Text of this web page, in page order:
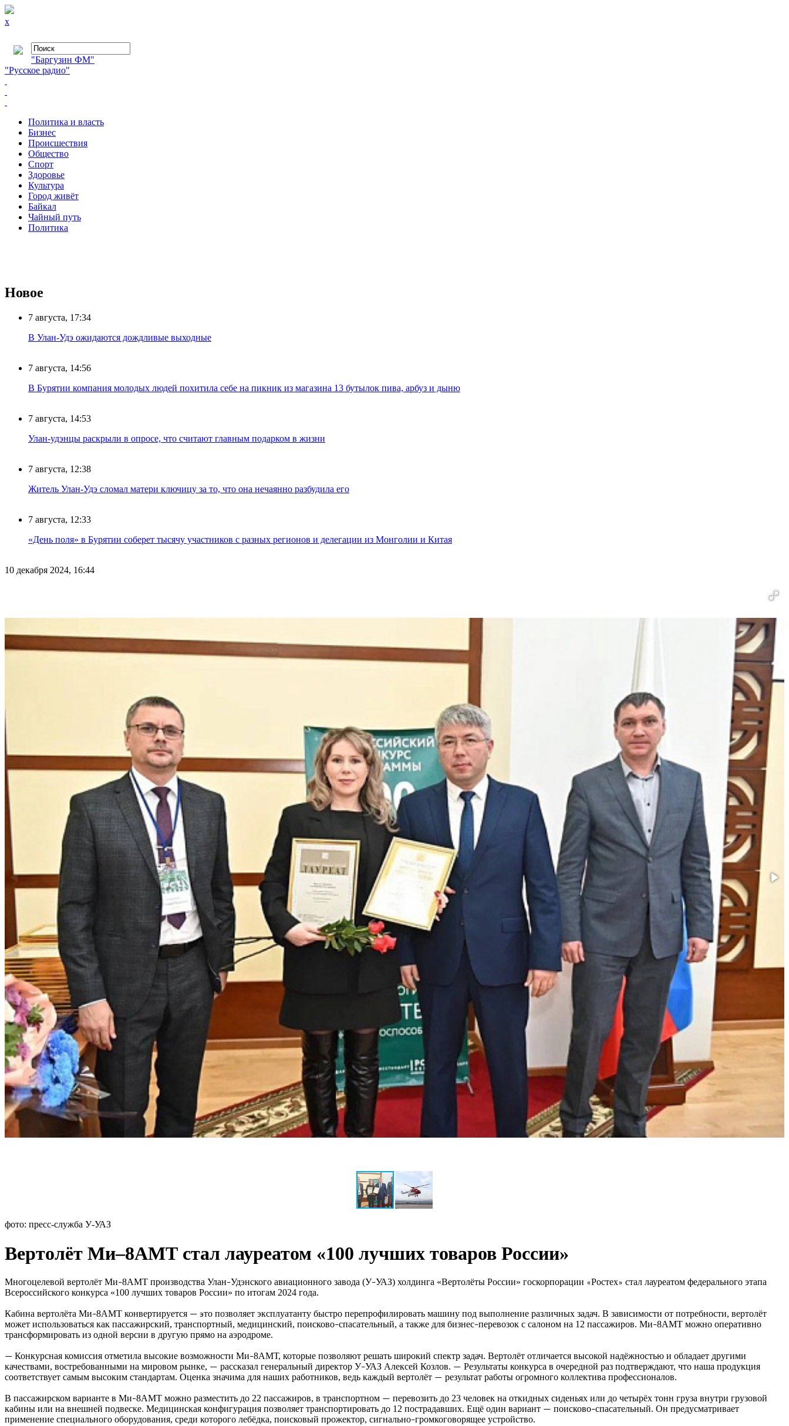
x
"Баргузин ФМ"
"Русское радио"
Политика и власть
Бизнес
Происшествия
Общество
Cпорт
Здоровье
Культура
Город живёт
Байкал
Чайный путь
Политика
Новое
7 августа, 17:34
В Улан-Удэ ожидаются дождливые выходные
7 августа, 14:56
В Бурятии компания молодых людей похитила себе на пикник из магазина 13 бутылок пива, арбуз и дыню
7 августа, 14:53
Улан-удэнцы раскрыли в опросе, что считают главным подарком в жизни
7 августа, 12:38
Житель Улан-Удэ сломал матери ключицу за то, что она нечаянно разбудила его
7 августа, 12:33
«День поля» в Бурятии соберет тысячу участников с разных регионов и делегации из Монголии и Китая
10 декабря 2024, 16:44
фото: пресс-служба У-УАЗ
Вертолёт Ми–8АМТ стал лауреатом «100 лучших товаров России»
Многоцелевой вертолёт Ми–8АМТ производства Улан–Удэнского авиационного завода (У–УАЗ) холдинга «Вертолёты России» госкорпорации «Ростех» стал лауреатом федерального этапа
Всероссийского конкурса «100 лучших товаров России» по итогам 2024 года.
Кабина вертолёта Ми–8АМТ конвертируется — это позволяет эксплуатанту быстро перепрофилировать машину под выполнение различных задач. В зависимости от потребности, вертолёт
может использоваться как пассажирский, транспортный, медицинский, поисково–спасательный, а также для бизнес–перевозок с салоном на 12 пассажиров. Ми–8АМТ можно оперативно
трансформировать из одной версии в другую прямо на аэродроме.
— Конкурсная комиссия отметила высокие возможности Ми–8АМТ, которые позволяют решать широкий спектр задач. Вертолёт отличается высокой надёжностью и обладает другими
качествами, востребованными на мировом рынке, — рассказал генеральный директор У–УАЗ Алексей Козлов. — Результаты конкурса в очередной раз подтверждают, что наша продукция
соответствует самым высоким стандартам. Оценка значима для наших работников, ведь каждый вертолёт — результат работы огромного коллектива профессионалов.
В пассажирском варианте в Ми–8АМТ можно разместить до 22 пассажиров, в транспортном — перевозить до 23 человек на откидных сиденьях или до четырёх тонн груза внутри грузовой
кабины или на внешней подвеске. Медицинская конфигурация позволяет транспортировать до 12 пострадавших. Ещё один вариант — поисково–спасательный. Он предусматривает
применение специального оборудования, среди которого лебёдка, поисковый прожектор, сигнально–громкоговорящее устройство.